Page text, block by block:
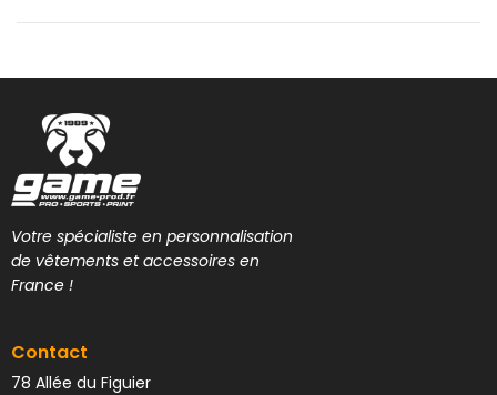
e
Votre spécialiste en personnalisation
de vêtements et accessoires en
France !
Contact
78 Allée du Figuier